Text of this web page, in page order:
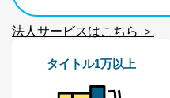
ます。
本人の同意を得ることな
法人サービスはこちら ＞
タイトル1万以上